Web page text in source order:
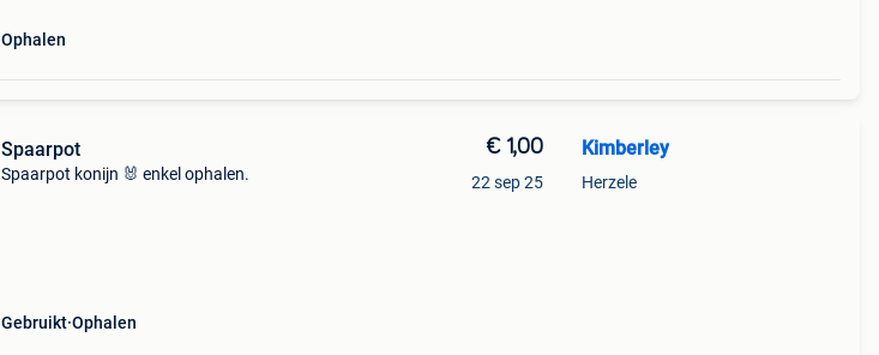
Ophalen
Spaarpot
Spaarpot konijn 🐰 enkel ophalen.
Gebruikt Ophalen
€ 1,00
22 sep 25
Kimberley
Herzele